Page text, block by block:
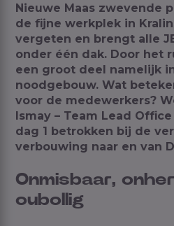
Nieuwe Maas zwevende
de fijne werkplek in
vergeten en brengt alle
onder één dak. Door het
een groot deel namelijk
noodgebouw. Wat
voor de medewerkers?
Ismay – Team Lead
dag 1 betrokken bij de
verbouwing naar en van
Onmisbaar,
oubollig